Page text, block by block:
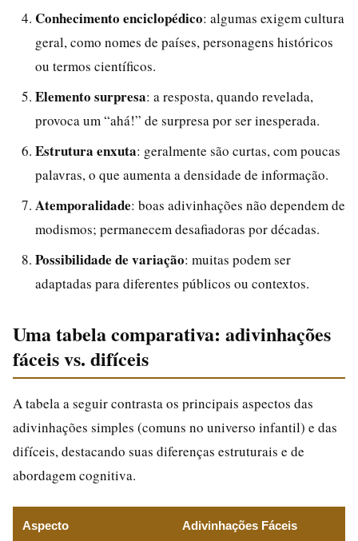
Conhecimento enciclopédico: algumas exigem cultura
geral, como nomes de países, personagens históricos
ou termos científicos.
Elemento surpresa: a resposta, quando revelada,
provoca um “ahá!” de surpresa por ser inesperada.
Estrutura enxuta: geralmente são curtas, com poucas
palavras, o que aumenta a densidade de informação.
Atemporalidade: boas adivinhações não dependem de
modismos; permanecem desafiadoras por décadas.
Possibilidade de variação: muitas podem ser
adaptadas para diferentes públicos ou contextos.
Uma tabela comparativa: adivinhações
fáceis vs. difíceis
A tabela a seguir contrasta os principais aspectos das
adivinhações simples (comuns no universo infantil) e das
difíceis, destacando suas diferenças estruturais e de
abordagem cognitiva.
Aspecto Adivinhações Fáceis